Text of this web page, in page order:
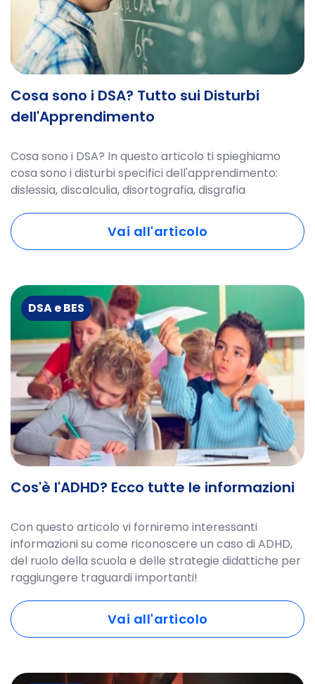
Cosa sono i DSA? Tutto sui Disturbi
dell'Apprendimento
Cosa sono i DSA? In questo articolo ti spieghiamo
cosa sono i disturbi specifici dell'apprendimento:
dislessia, discalculia, disortografia, disgrafia
Vai all'articolo
DSA e BES
Cos'è l'ADHD? Ecco tutte le informazioni
Con questo articolo vi forniremo interessanti
informazioni su come riconoscere un caso di ADHD,
del ruolo della scuola e delle strategie didattiche per
raggiungere traguardi importanti!
Vai all'articolo